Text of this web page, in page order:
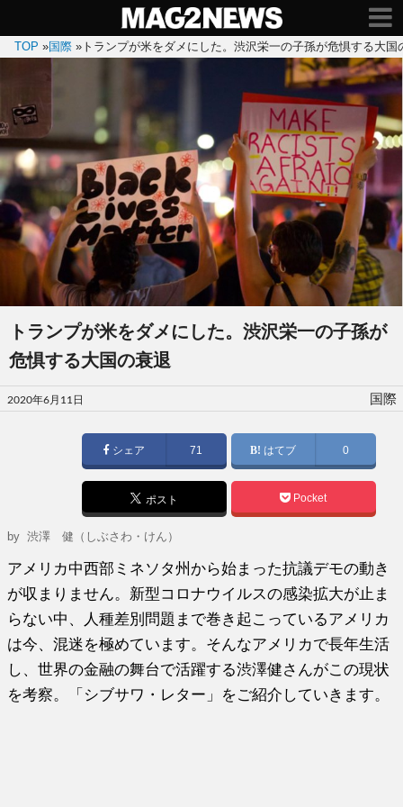
TOP »国際 » トランプが米をダメにした。渋沢栄一の子孫が危惧する大国
トランプが米をダメにした。渋沢栄一の子孫が
危惧する大国の衰退
投
稿
2020年6月11日 国際
シェア 71 はてブ 0
ポスト Pocket
by渋澤 健（しぶさわ・けん）
アメリカ中西部ミネソタ州から始まった抗議デモの動き
が収まりません。新型コロナウイルスの感染拡大が止ま
らない中、人種差別問題まで巻き起こっているアメリカ
は今、混迷を極めています。そんなアメリカで長年生活
し、世界の金融の舞台で活躍する渋澤健さんがこの現状
を考察。「シブサワ・レター」をご紹介していきます。